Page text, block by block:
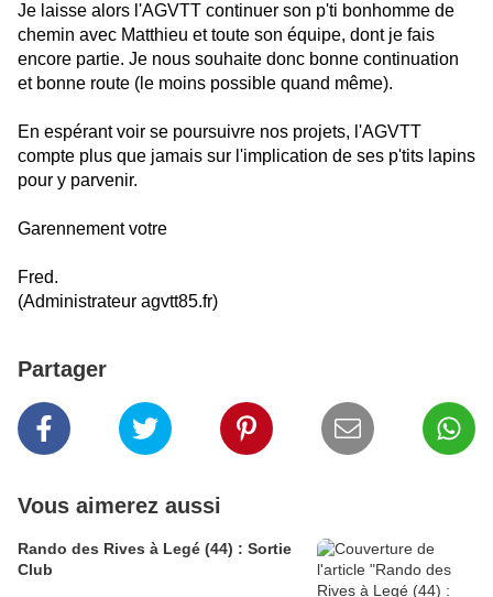
Je laisse alors l'AGVTT continuer son p'ti bonhomme de
chemin avec Matthieu et toute son équipe, dont je fais
encore partie. Je nous souhaite donc bonne continuation
et bonne route (le moins possible quand même).
En espérant voir se poursuivre nos projets, l'AGVTT
compte plus que jamais sur l'implication de ses p'tits lapins
pour y parvenir.
Garennement votre
Fred.
(Administrateur agvtt85.fr)
Partager
Vous aimerez aussi
Rando des Rives à Legé (44) : Sortie
Club